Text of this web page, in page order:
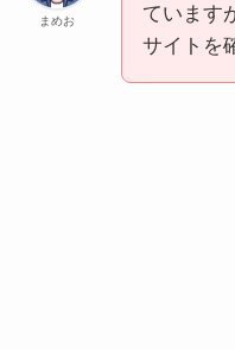
まめお
ています
サイトを